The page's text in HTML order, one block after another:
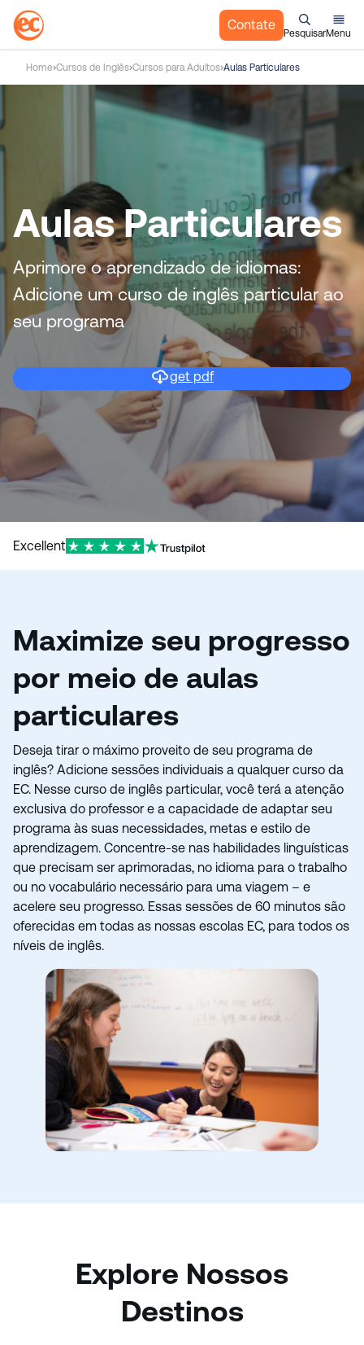
a
a
t
e
Contate
PesquisarMenu
Home Cursos de Inglês Cursos para Adultos Aulas Particulares
Aulas Particulares
Aprimore o aprendizado de idiomas:
Adicione um curso de inglês particular ao
seu programa
get pdf
Excellent
Maximize seu progresso
por meio de aulas
particulares
Deseja tirar o máximo proveito de seu programa de
inglês? Adicione sessões individuais a qualquer curso da
EC. Nesse curso de inglês particular, você terá a atenção
exclusiva do professor e a capacidade de adaptar seu
programa às suas necessidades, metas e estilo de
aprendizagem. Concentre-se nas habilidades linguísticas
que precisam ser aprimoradas, no idioma para o trabalho
ou no vocabulário necessário para uma viagem – e
acelere seu progresso. Essas sessões de 60 minutos são
oferecidas em todas as nossas escolas EC, para todos os
níveis de inglês.
Explore Nossos
Destinos